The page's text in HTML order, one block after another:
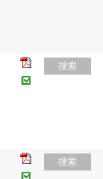
搜索
搜索